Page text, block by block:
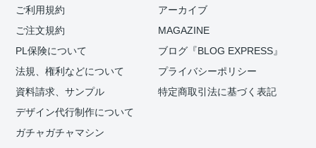
ご利用規約
ご注文規約
PL保険について
法規、権利などについて
資料請求、サンプル
デザイン代行制作について
ガチャガチャマシン
アーカイブ
MAGAZINE
ブログ『BLOG EXPRESS』
プライバシーポリシー
特定商取引法に基づく表記